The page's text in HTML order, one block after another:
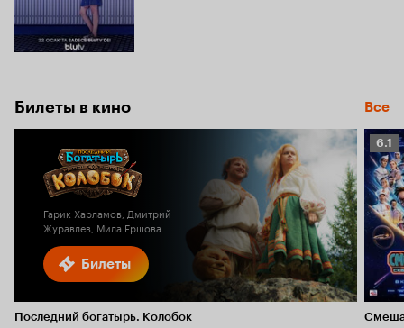
Билеты в кино Все
Билеты
Гарик Харламов, Дмитрий
Журавлев, Мила Ершова
Последний богатырь. Колобок
6.1
6.1